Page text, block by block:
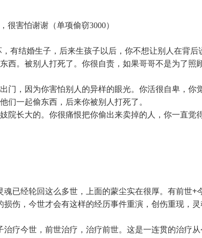
很害怕谢谢（单项偷窃3000）
有结婚生子，后来生孩子以后，你不想让别人在背后
西。被别人打死了。你很自责，如果哥哥不是为了
，因为你害怕别人的异样的眼光。你活很自卑，你
们一起偷东西，后来你被别人打死了。
长大的。你很痛恨把你偷出来卖掉的人，你一直觉
已经轮回这么多世，上面的蒙尘实在很厚。有前世+
伤，今世才会有这样的经历事件重演，创伤重现，
疗今世，前世治疗，治疗前世。这是一连贯的治疗